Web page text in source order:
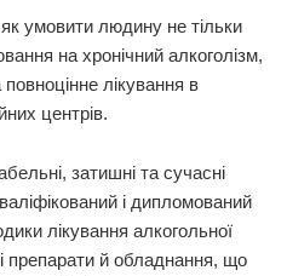
умовити людину не тільки
на хронічний алкоголізм,
повноцінне лікування в
центрів.
затишні та сучасні
і дипломований
лікування алкогольної
препарати й обладнання, що